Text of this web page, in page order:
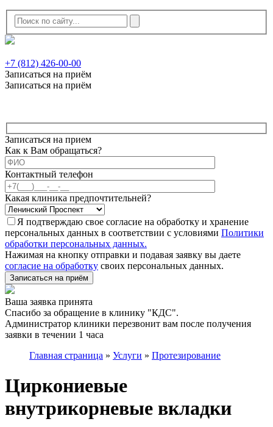
+7 (812) 426-00-00
Записаться на приём
Записаться на приём
Записаться на прием
Как к Вам обращаться?
Контактный телефон
Какая клиника предпочтительней?
Я подтверждаю свое согласие на обработку и хранение
персональных данных в соответствии с условиями Политики
обработки персональных данных.
Нажимая на кнопку отправки и подавая заявку вы даете
согласие на обработку своих персональных данных.
Записаться на приём
Ваша заявка принята
Спасибо за обращение в клинику "КДС".
Администратор клиники перезвонит вам после получения
заявки в течении 1 часа
Главная страница » Услуги » Протезирование
Циркониевые
внутрикорневые вкладки